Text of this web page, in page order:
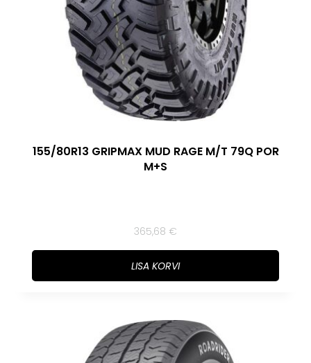
155/80R13 GRIPMAX MUD RAGE M/T 79Q POR
M+S
365,68 €
LISA KORVI